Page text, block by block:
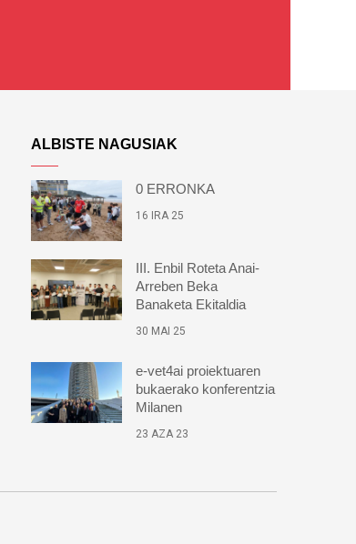
ALBISTE NAGUSIAK
0 ERRONKA
16 IRA 25
III. Enbil Roteta Anai-
Arreben Beka
Banaketa Ekitaldia
30 MAI 25
e-vet4ai proiektuaren
bukaerako konferentzia
Milanen
23 AZA 23